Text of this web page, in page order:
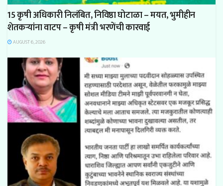
15 कृषी अधिकारी निलंबित, निविष्ठा घोटाळा – मयत, भुमीहीन
शेतकऱ्यांना वाटप – कृषी मंत्री भरणेंची कारवाई
AUGUST 6, 2026